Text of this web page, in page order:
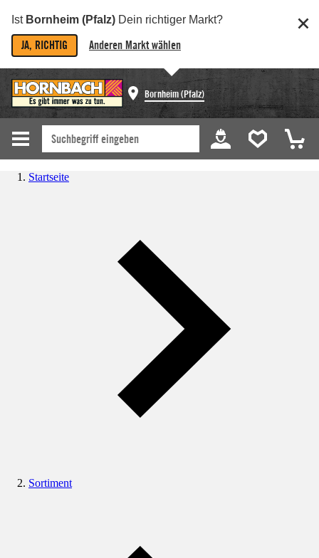
Ist Bornheim (Pfalz) Dein richtiger Markt?
JA, RICHTIG Anderen Markt wählen
Bornheim (Pfalz)
Startseite
Sortiment